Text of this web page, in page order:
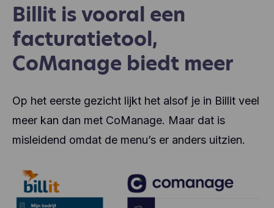
Billit is vooral een
facturatietool,
CoManage biedt meer
Op het eerste gezicht lijkt het alsof je in Billit veel
meer kan dan met CoManage. Maar dat is
misleidend omdat de menu’s er anders uitzien.